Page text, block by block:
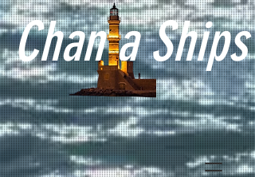
Chan a Ships